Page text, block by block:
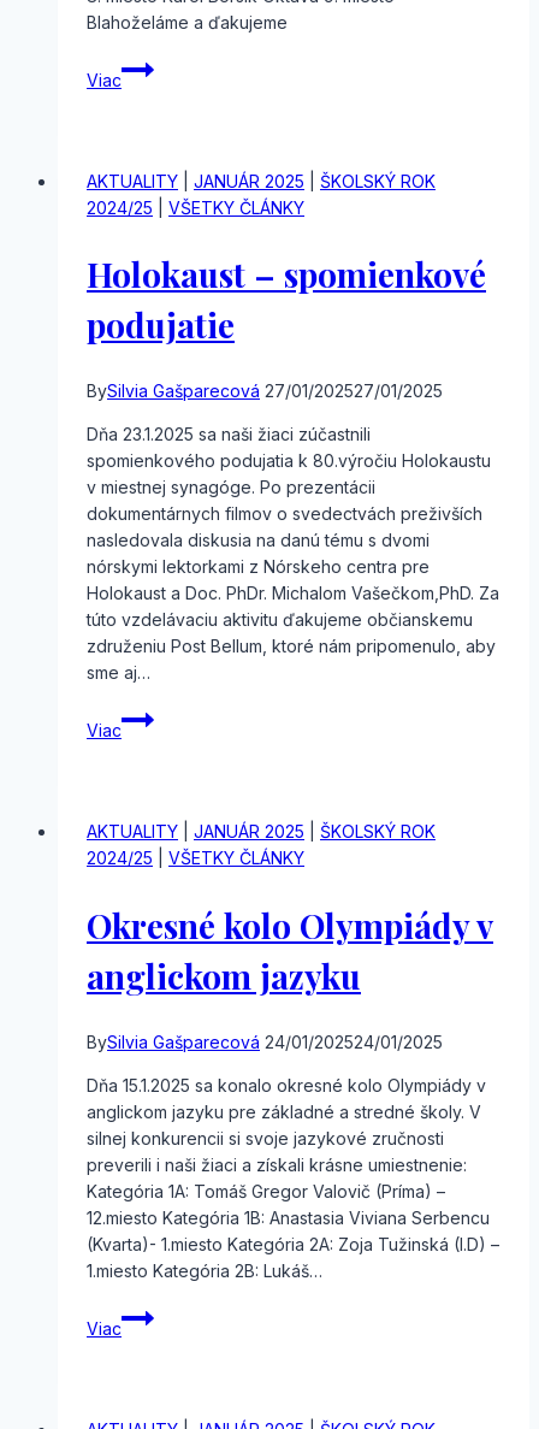
Blahoželáme a ďakujeme
Viac
Krajské
kolo
kat.
A
AKTUALITY JANUÁR 2025
ŠKOLSKÝ ROK
2024/25
VŠETKY ČLÁNKY
Holokaust – spomienkové
podujatie
BySilvia Gašparecová 27/01/202527/01/2025
Dňa 23.1.2025 sa naši žiaci zúčastnili
spomienkového podujatia k 80.výročiu Holokaustu
v miestnej synagóge. Po prezentácii
dokumentárnych filmov o svedectvách preživších
nasledovala diskusia na danú tému s dvomi
nórskymi lektorkami z Nórskeho centra pre
Holokaust a Doc. PhDr. Michalom Vašečkom,PhD. Za
túto vzdelávaciu aktivitu ďakujeme občianskemu
združeniu Post Bellum, ktoré nám pripomenulo, aby
sme aj…
Viac
Holokaust
–
AKTUALITY
JANUÁR 2025
ŠKOLSKÝ ROK
2024/25
VŠETKY ČLÁNKY
Okresné kolo Olympiády v
anglickom jazyku
BySilvia Gašparecová 24/01/202524/01/2025
Dňa 15.1.2025 sa konalo okresné kolo Olympiády v
anglickom jazyku pre základné a stredné školy. V
silnej konkurencii si svoje jazykové zručnosti
preverili i naši žiaci a získali krásne umiestnenie:
Kategória 1A: Tomáš Gregor Valovič (Príma) –
12.miesto Kategória 1B: Anastasia Viviana Serbencu
(Kvarta)- 1.miesto Kategória 2A: Zoja Tužinská (I.D) –
1.miesto Kategória 2B: Lukáš…
Viac
Okresné
kolo
anglickom